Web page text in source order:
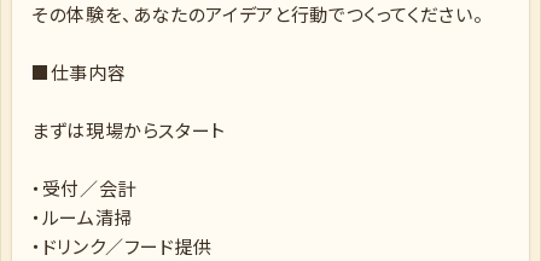
その体験を、あなたのアイデアと行動でつくってください。
■仕事内容
まずは現場からスタート
・受付／会計
・ルーム清掃
・ドリンク／フード提供